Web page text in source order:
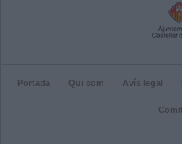
Portada Qui som Avís legal